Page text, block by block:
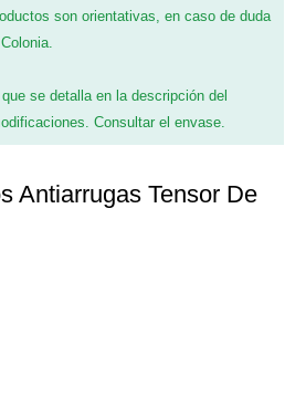
son orientativas, en caso de duda
se detalla en la descripción del
Consultar el envase.
Antiarrugas Tensor De